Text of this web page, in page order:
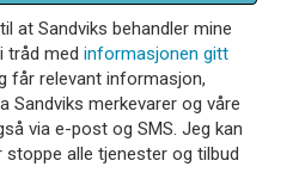
at Sandviks behandler mine
tråd med informasjonen gitt
får relevant informasjon,
Sandviks merkevarer og våre
via e-post og SMS. Jeg kan
stoppe alle tjenester og tilbud